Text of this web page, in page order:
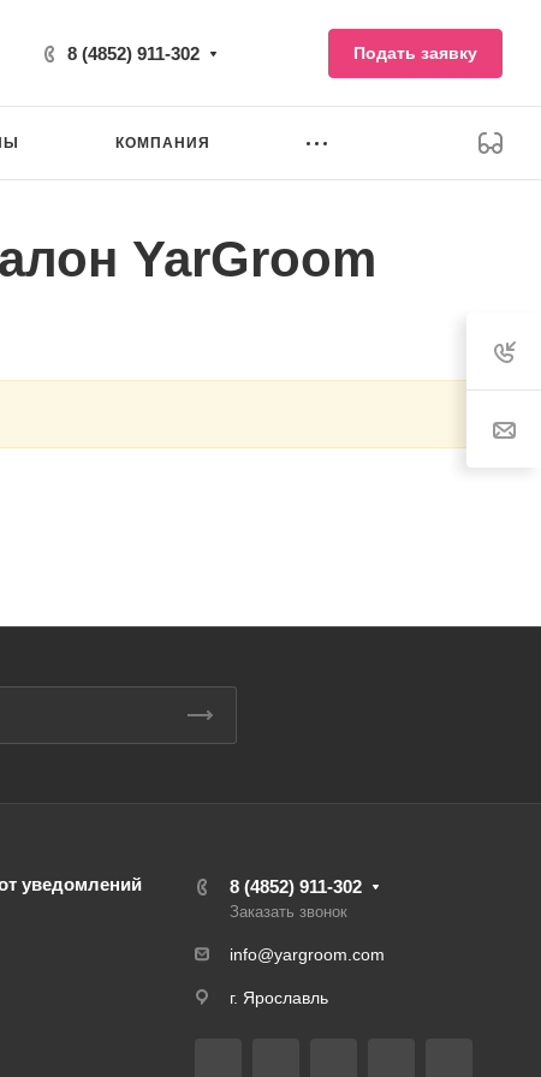
8 (4852) 911-302 Подать заявку
КОМПАНИЯ
YarGroom
уведомлений 8 (4852) 911-302
Заказать звонок
info@yargroom.com
г. Ярославль